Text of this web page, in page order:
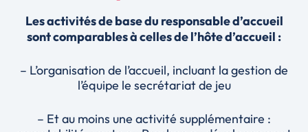
Les activités de base du responsable d’accueil
sont comparables à celles de l’hôte d’accueil :
– L’organisation de l’accueil, incluant la gestion de
l’équipe le secrétariat de jeu
– Et au moins une activité supplémentaire :